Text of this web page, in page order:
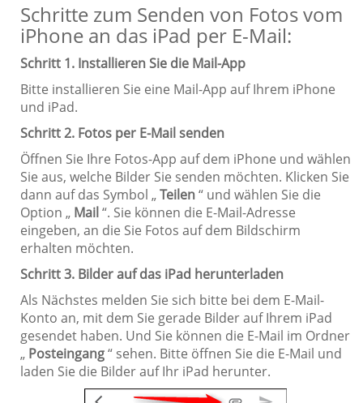
Schritte zum Senden von Fotos vom
iPhone an das iPad per E-Mail:
Schritt 1. Installieren Sie die Mail-App
Bitte installieren Sie eine Mail-App auf Ihrem iPhone
und iPad.
Schritt 2. Fotos per E-Mail senden
Öffnen Sie Ihre Fotos-App auf dem iPhone und wählen
Sie aus, welche Bilder Sie senden möchten. Klicken Sie
dann auf das Symbol „Teilen“ und wählen Sie die
Option „ Mail “. Sie können die E-Mail-Adresse
eingeben, an die Sie Fotos auf dem Bildschirm
erhalten möchten.
Schritt 3. Bilder auf das iPad herunterladen
Als Nächstes melden Sie sich bitte bei dem E-Mail-
Konto an, mit dem Sie gerade Bilder auf Ihrem iPad
gesendet haben. Und Sie können die E-Mail im Ordner
„ Posteingang“ sehen. Bitte öffnen Sie die E-Mail und
laden Sie die Bilder auf Ihr iPad herunter.